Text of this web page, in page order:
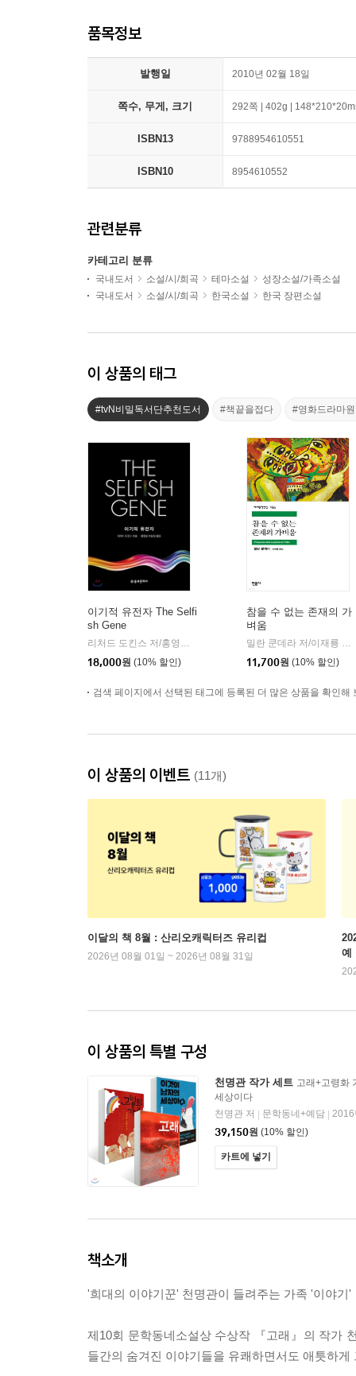
품목정보
발행일 2010년 02월 18일
쪽수, 무게, 크기 292쪽 | 402g |
ISBN13 9788954610551
ISBN10 8954610552
관련분류
카테고리 분류
국내도서 소설/시/희곡 테마소설
성장소설/가족소설
국내도서
소설/시/희곡 한국소설 한국 장편소설
이 상품의 태그
#tvN비밀독서단추천도서 #책끝을접다 #영화드라마
이기적 유전자 The Selfi
sh Gene
리처드 도킨스 저/홍영남,이상임 공역
을유문화사
18,000원 (10% 할인)
참을 수 없는 존재의 가
벼움
밀란 쿤데라 저/이재룡 역
11,700원 (10% 할인)
검색 페이지에서 선택된 태그에 등록된 더 많은 상품을 확인해
이 상품의 이벤트 (11개)
이달의 책 8월 : 산리오캐릭터즈 유리컵
2026년 08월 01일 ~ 2026년 08월 31일
예
이 상품의 특별 구성
천명관 작가 세트 고래+고령화
세상이다
천명관 저
문학동네+예담
2016
39,150원 (10% 할인)
카트에 넣기
책소개
'희대의 이야기꾼' 천명관이 들려주는 가족 '이야기'
제10회 문학동네소설상 수상작 『고래』의 작가
들간의 숨겨진 이야기들을 유쾌하면서도 애틋하게